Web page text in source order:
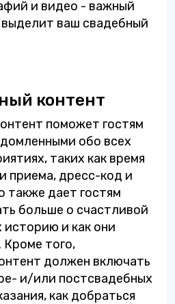
и видео - важный
ваш свадебный
контент
поможет гостям
обо всех
таких как время
приема, дресс-код и
также дает гостям
больше о счастливой
историю и как они
Кроме того,
должен включать
и/или постсвадебных
как добраться